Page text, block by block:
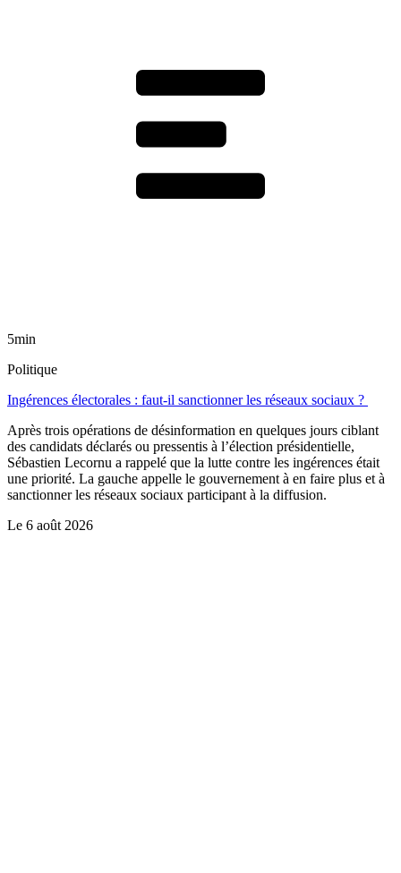
5min
Politique
Ingérences électorales : faut-il sanctionner les réseaux sociaux ?
Après trois opérations de désinformation en quelques jours ciblant
des candidats déclarés ou pressentis à l’élection présidentielle,
Sébastien Lecornu a rappelé que la lutte contre les ingérences était
une priorité. La gauche appelle le gouvernement à en faire plus et à
sanctionner les réseaux sociaux participant à la diffusion.
Le 6 août 2026